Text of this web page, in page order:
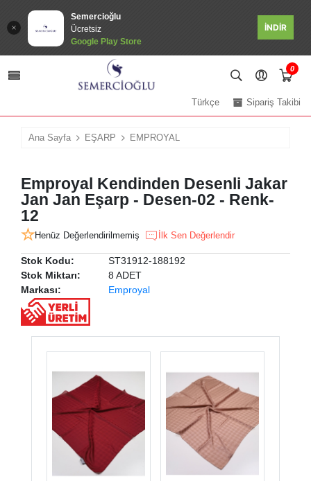
Semercioğlu
Ücretsiz
Google Play Store
İNDİR
0
Sipariş Takibi
Türkçe
Ana Sayfa EŞARP EMPROYAL
Emproyal Kendinden Desenli Jakar
Jan Jan Eşarp - Desen-02 - Renk-
12
Henüz Değerlendirilmemiş İlk Sen Değerlendir
Stok Kodu:
ST31912-188192
Stok Miktarı:
8 ADET
Markası:
Emproyal